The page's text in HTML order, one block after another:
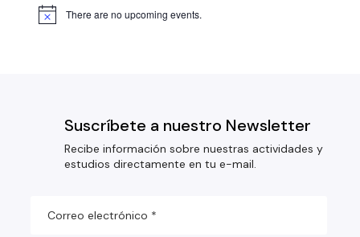
There are no upcoming events.
Suscríbete a nuestro Newsletter
Recibe información sobre nuestras actividades y
estudios directamente en tu e-mail.